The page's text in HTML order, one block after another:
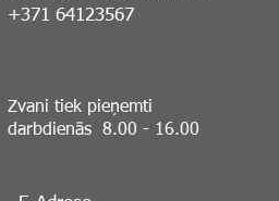
+371 64123567
Zvani tiek pieņemti
darbdienās 8.00 - 16.00